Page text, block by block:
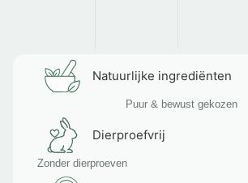
Natuurlijke ingrediënten
Puur & bewust gekozen
Dierproefvrij
Zonder dierproeven